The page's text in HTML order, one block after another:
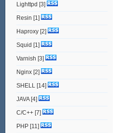
Lighttpd [3]
Resin [1]
Haproxy[2]
Squid [1]
Varnish [3]
Nginx[2]
SHELL [14]
JAVA[4]
C/C++[7]
PHP[11]